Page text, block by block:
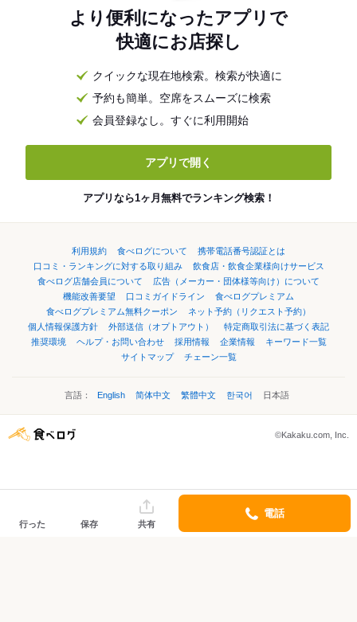
より便利になったアプリで
快適にお店探し
クイックな現在地検索。検索が快適に
予約も簡単。空席をスムーズに検索
会員登録なし。すぐに利用開始
アプリで開く
アプリなら1ヶ月無料でランキング検索！
利用規約 食べログについて
携帯電話番号認証とは
口コミ・ランキングに対する取り組み
飲食店・飲食企業様向けサービス
食べログ店舗会員について
広告（メーカー・団体様等向け）について
機能改善要望
口コミガイドライン
食べログプレミアム
食べログプレミアム無料クーポン
ネット予約（リクエスト予約）
個人情報保護方針
外部送信（オプトアウト）
特定商取引法に基づく表記
推奨環境
ヘルプ・お問い合わせ 採用情報 企業情報
キーワード一覧
サイトマップ
チェーン一覧
言語： English 简体中文 繁體中文 한국어 日本語
©Kakaku.com, Inc.
行った 保存 共有
電話